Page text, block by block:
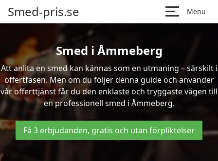
Smed-pris.se Menu
Smed i Åmmeberg
Att anlita en smed kan kännas som en utmaning – särskilt i
offertfasen. Men om du följer denna guide och använder
vår offerttjänst får du den enklaste och tryggaste vägen till
en professionell smed i Åmmeberg.
Få 3 erbjudanden, gratis och utan förpliktelser